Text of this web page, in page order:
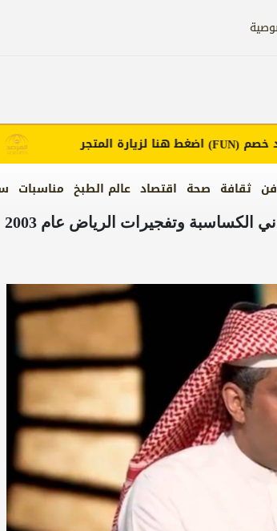
فن ثقافة صحة اقتصاد عالم الطبخ مناسبات
(FUN)اضغط هنا لزيارة المتجر
بالفيديو .. باحث "سعودي": إحراق الطيار الأردني الكساسبة وتفجيرات الرياض عام 2003